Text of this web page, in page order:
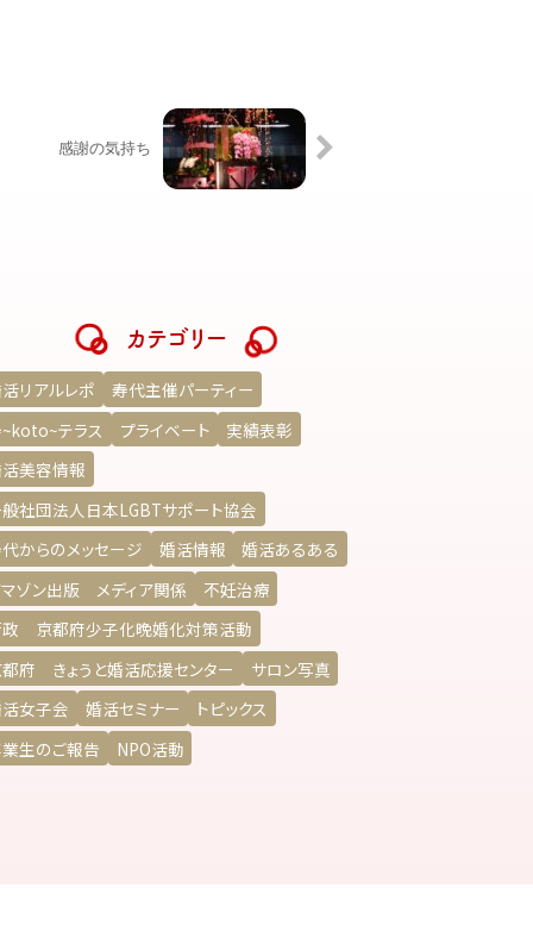
感謝の気持ち
カテゴリー
リアルレポ
寿代主催パーティー
テラス
プライベート
実績表彰
美容情報
社団法人日本LGBTサポート協会
からのメッセージ
婚活情報
婚活あるある
ゾン出版 メディア関係
不妊治療
政 京都府少子化晩婚化対策活動
府 きょうと婚活応援センター
サロン写真
女子会
婚活セミナー
トピックス
生のご報告
NPO活動